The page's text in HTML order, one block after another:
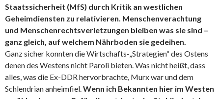
Staatssicherheit (MfS) durch Kritik an westlichen
Geheimdiensten zu relativieren. Menschenverachtung
und Menschenrechtsverletzungen bleiben was sie sind –
ganz gleich, auf welchem Nährboden sie gedeihen.
Ganz sicher konnten die Wirtschafts-„Strategien“ des Ostens
denen des Westens nicht Paroli bieten. Was nicht heißt, dass
alles, was die Ex-DDR hervorbrachte, Murx war und dem
Schlendrian anheimfiel.Wenn ich Bekannten hier im Westen